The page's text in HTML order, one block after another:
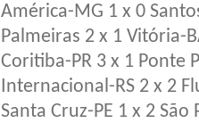
América-MG 1 x 0
Palmeiras 2 x 1 Vitória-
Coritiba-PR 3 x 1 Ponte
Internacional-RS 2 x 2
Santa Cruz-PE 1 x 2 São